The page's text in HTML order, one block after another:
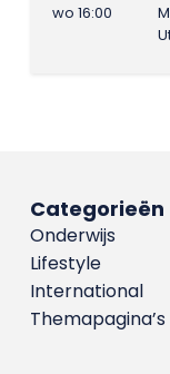
wo 16:00
Categorieën
Onderwijs
Lifestyle
International
Themapagina’s